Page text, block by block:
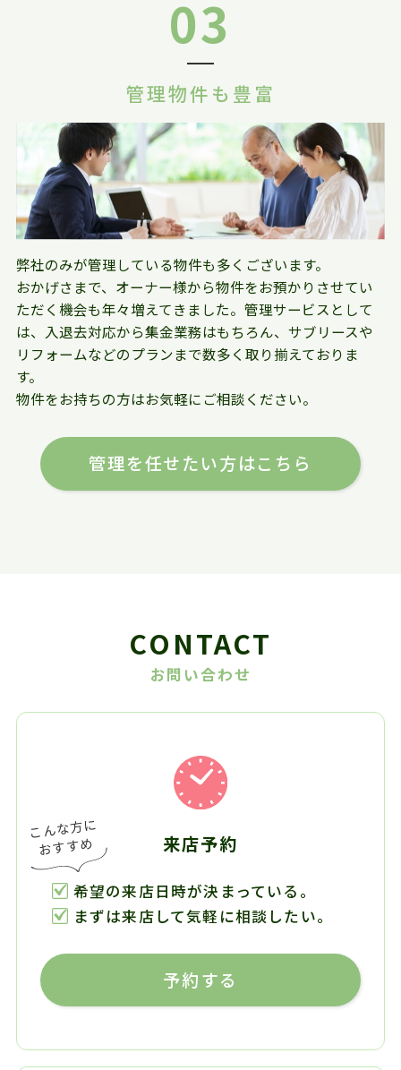
03
管理物件も豊富
弊社のみが管理している物件も多くございます。
おかげさまで、オーナー様から物件をお預かりさせてい
ただく機会も年々増えてきました。管理サービスとして
は、入退去対応から集金業務はもちろん、サブリースや
リフォームなどのプランまで数多く取り揃えておりま
す。
物件をお持ちの方はお気軽にご相談ください。
管理を任せたい方はこちら
CONTACT
お問い合わせ
来店予約
希望の来店日時が決まっている。
まずは来店して気軽に相談したい。
予約する